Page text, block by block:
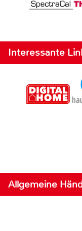
Interessante
Allgemeine